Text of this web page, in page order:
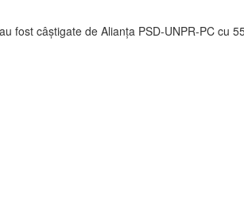
fost câştigate de Alianţa PSD-UNPR-PC cu